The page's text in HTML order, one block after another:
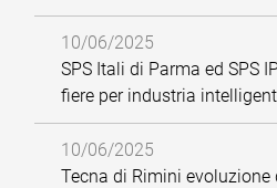
10/06/2025
SPS Itali di Parma ed SPS
fiere per industria
10/06/2025
Tecna di Rimini evoluzione